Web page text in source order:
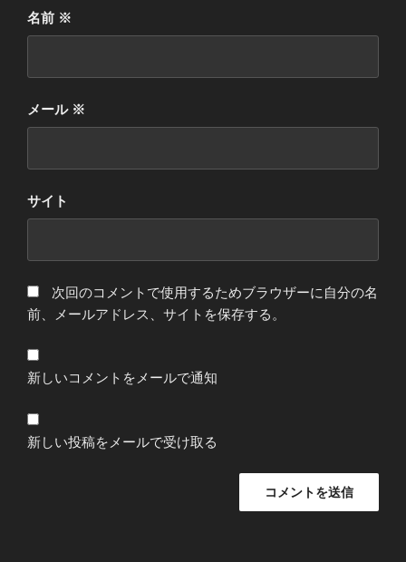
名前 ※
メール ※
サイト
次回のコメントで使用するためブラウザーに自分の名
前、メールアドレス、サイトを保存する。
新しいコメントをメールで通知
新しい投稿をメールで受け取る